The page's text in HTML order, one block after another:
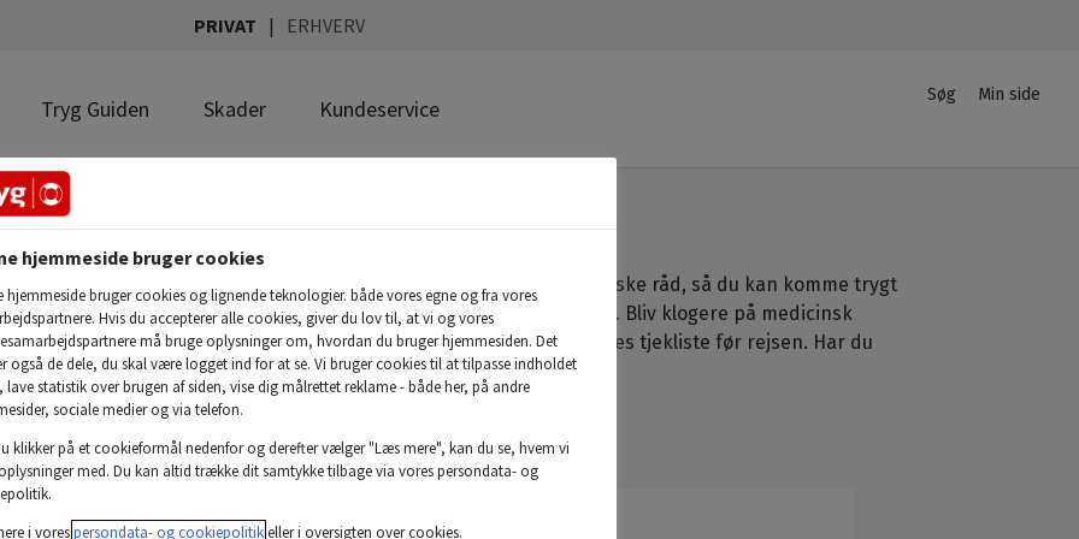
PRIVAT ERHVERV
Tryg Guiden Skader Kundeservice
PrivatSøg Min side
Her finder du rejsetips og praktiske råd, så du kan komme trygt
afsted på ferie i både sol og sne. Bliv klogere på medicinsk
forhåndsvurdering eller læs vores tjekliste før rejsen. Har du
husket det hele?
hjemmeside bruger cookies
hjemmeside bruger cookies og lignende teknologier. både vores egne og fra vores
Hvis du accepterer alle cookies, giver du lov til, at vi og vores
må bruge oplysninger om, hvordan du bruger hjemmesiden. Det
også de dele, du skal være logget ind for at se. Vi bruger cookies til at tilpasse indholdet
lave statistik over brugen af siden, vise dig målrettet reklame - både her, på andre
sociale medier og via telefon.
klikker på et cookieformål nedenfor og derefter vælger "Læs mere", kan du se, hvem vi
med. Du kan altid trække dit samtykke tilbage via vores persondata- og
i vorespersondata- og cookiepolitikeller i oversigten over cookies.